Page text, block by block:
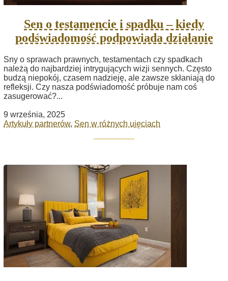
Sen o testamencie i spadku – kiedy
podświadomość podpowiada działanie
Sny o sprawach prawnych, testamentach czy spadkach
należą do najbardziej intrygujących wizji sennych. Często
budzą niepokój, czasem nadzieję, ale zawsze skłaniają do
refleksji. Czy nasza podświadomość próbuje nam coś
zasugerować?...
9 września, 2025
Artykuły partnerów, Sen w różnych ujęciach